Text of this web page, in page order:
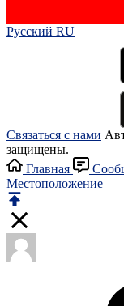
Русский RU‎
Связаться с нами
защищены.
Главная
Местоположение